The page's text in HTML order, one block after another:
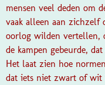
mensen veel deden om
vaak alleen aan zichzelf
oorlog wilden vertellen,
de kampen gebeurde,
Het laat zien hoe
dat iets niet zwart of wit